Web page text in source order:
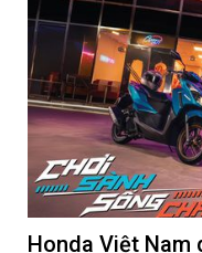
Honda Việt Nam